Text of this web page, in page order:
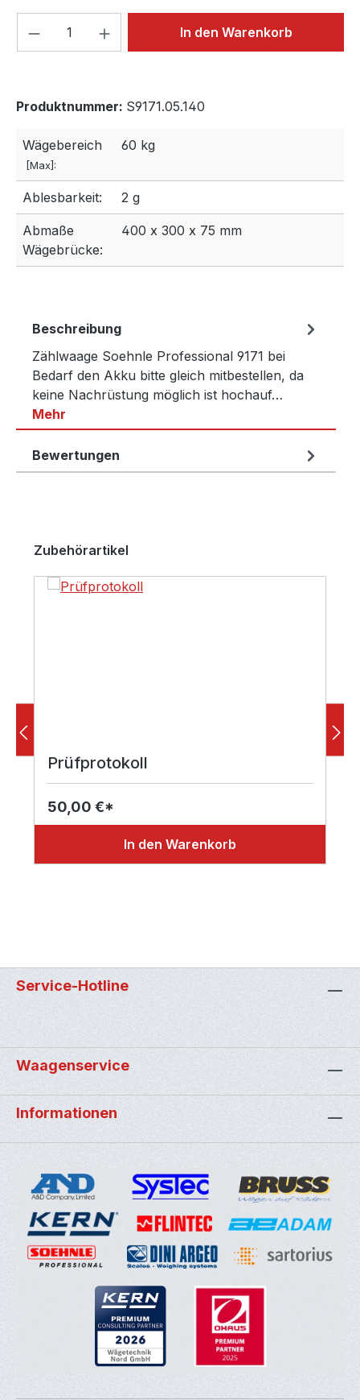
Produkt Anzahl: Gib denIn den Warenkorb
Produktnummer: S9171.05.140
Wägebereich
[Max]:
60 kg
Ablesbarkeit: 2 g
Abmaße
Wägebrücke:
400 x 300 x 75 mm
Beschreibung
Zählwaage Soehnle Professional 9171 bei
Bedarf den Akku bitte gleich mitbestellen, da
keine Nachrüstung möglich ist hochauf…
Mehr
Bewertungen
Produktgalerie überspringen
Zubehörartikel
Prüfprotokoll
50,00 €*
In den Warenkorb
Service-Hotline
Waagenservice
Informationen